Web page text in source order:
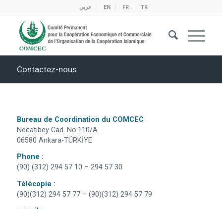
عربي EN FR TR
Contactez-nous
Bureau de Coordination du COMCEC
Necatibey Cad. No:110/A
06580 Ankara-TÜRKİYE
Phone :
(90) (312) 294 57 10 – 294 57 30
Télécopie :
(90)(312) 294 57 77 – (90)(312) 294 57 79